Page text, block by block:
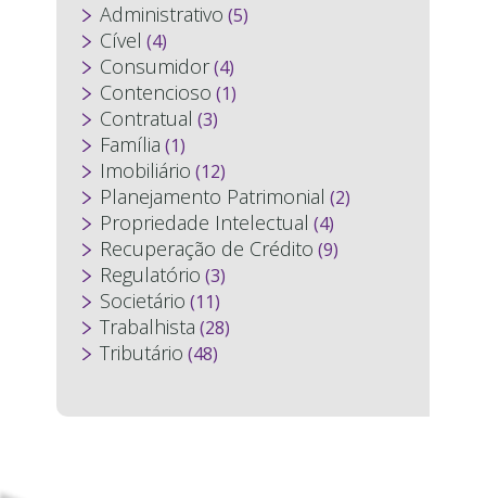
Administrativo (5)
Cível (4)
Consumidor(4)
Contencioso (1)
Contratual (3)
Família (1)
Imobiliário (12)
Planejamento Patrimonial (2)
Propriedade Intelectual (4)
Recuperação de Crédito (9)
Regulatório (3)
Societário (11)
Trabalhista (28)
Tributário (48)